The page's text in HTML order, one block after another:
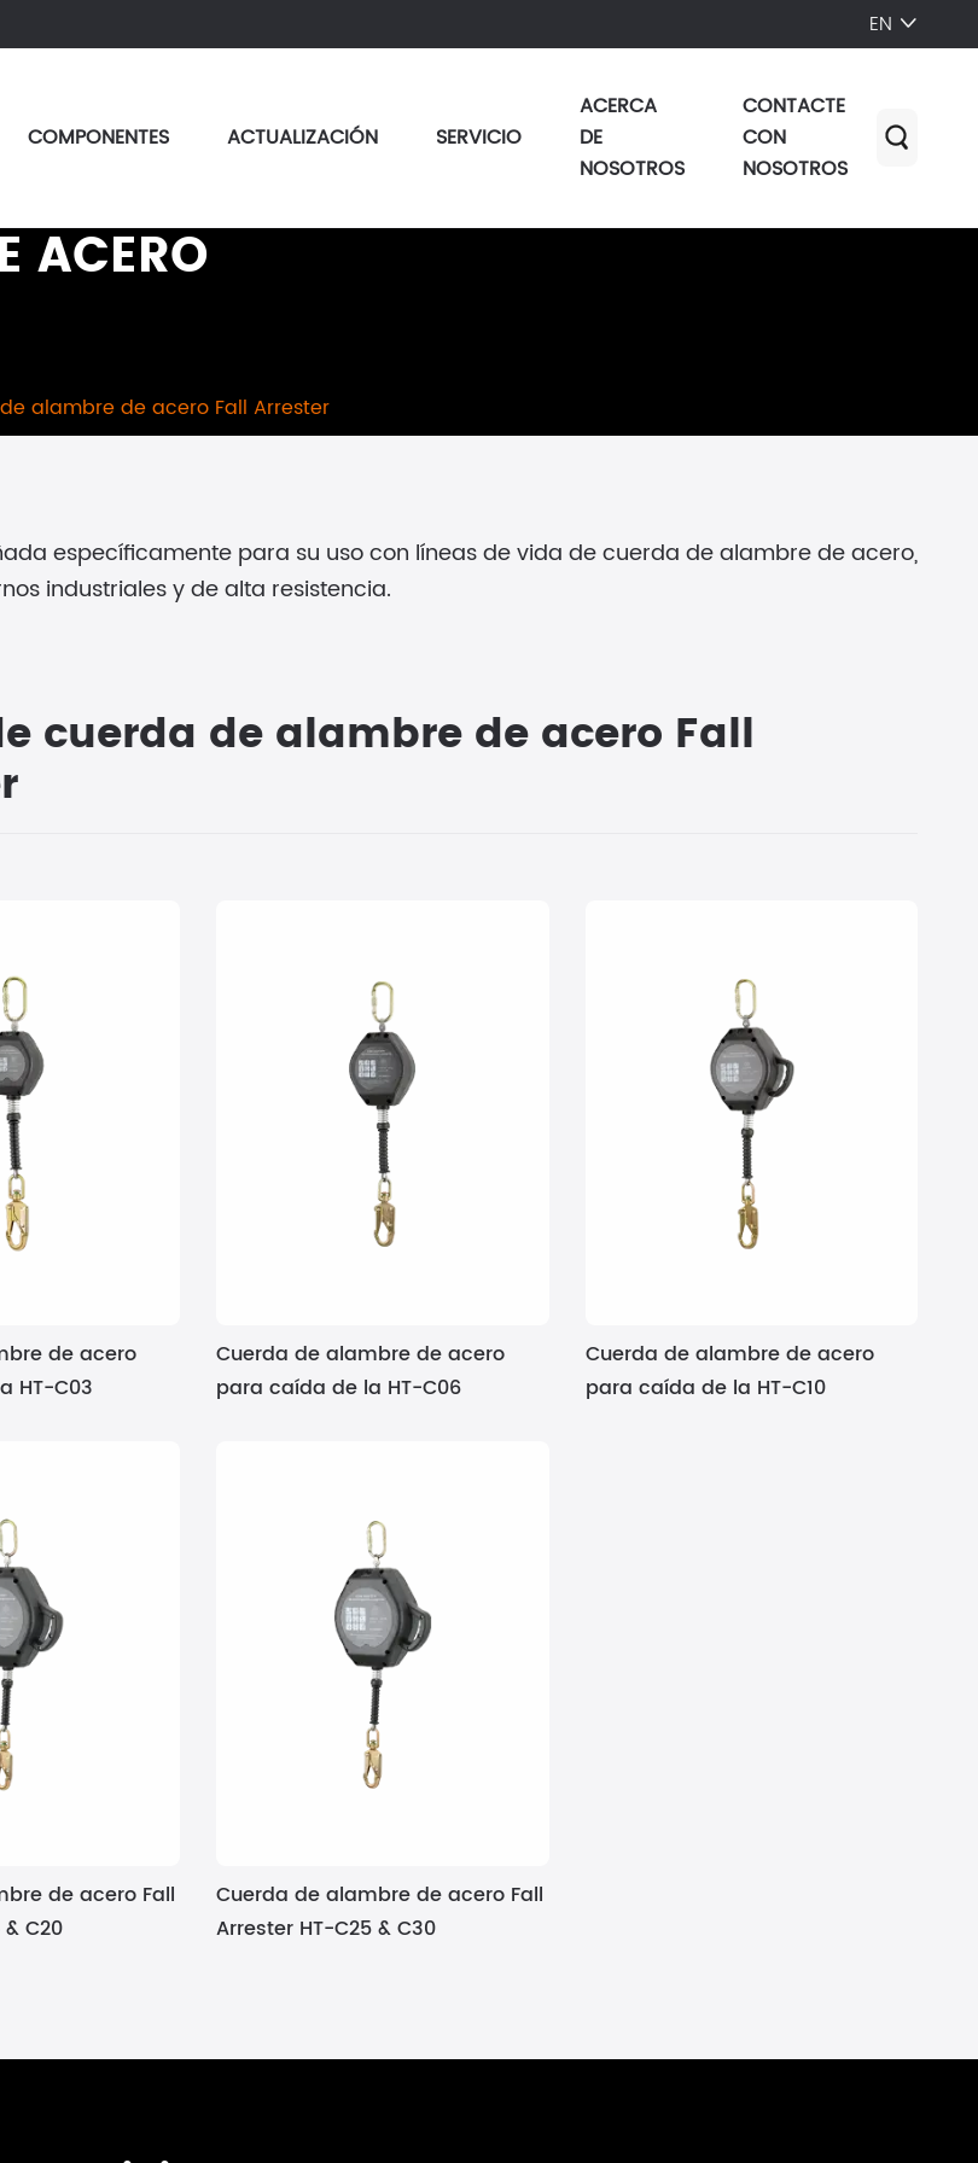
EN 
COMPONENTES ACTUALIZACIÓN SERVICIO
ACERCA
DE
NOSOTROS
CONTACTE
CON
NOSOTROS

ACERO
alambre de acero Fall Arrester
específicamente para su uso con líneas de vida de cuerda de alambre de acero,
industriales y de alta resistencia.
cuerda de alambre de acero Fall
de acero
HT-C03
Cuerda de alambre de acero
para caída de la HT-C06
Cuerda de alambre de acero
para caída de la HT-C10
de acero Fall
C20
Cuerda de alambre de acero Fall
Arrester HT-C25 & C30